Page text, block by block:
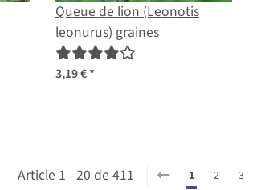
Queue de lion (Leonotis
leonurus) graines
3,19 €*
Article 1 - 20 de 411 1 2 3